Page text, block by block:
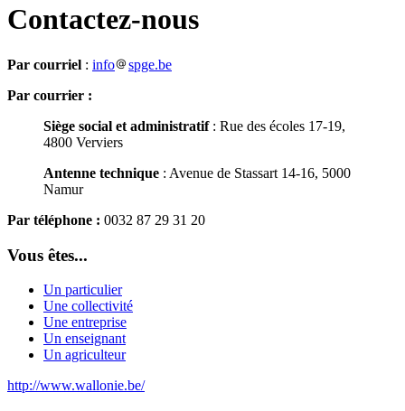
Contactez-nous
Par courriel : info
spge.be
Par courrier :
Siège social et administratif: Rue des écoles 17-19,
4800 Verviers
Antenne technique : Avenue de Stassart 14-16, 5000
Namur
Par téléphone : 0032 87 29 31 20
Vous êtes...
Un particulier
Une collectivité
Une entreprise
Un enseignant
Un agriculteur
http://www.wallonie.be/